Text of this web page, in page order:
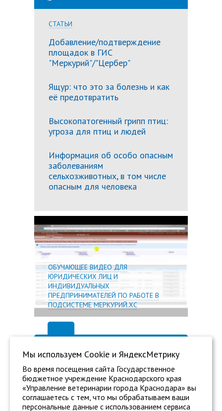
СТАТЬИ
Добавление/подтверждение
площадок в ГИС
"Меркурий"/"Цербер"
Ящур: что это за болезнь и как
её предотвратить
Высокопатогенный грипп птиц:
угроза для птиц и людей
Информация об особо опасным
заболеваниям
сельхозживотных, в том числе
опасным для человека
ОБУЧАЮЩЕЕ ВИДЕО ДЛЯ
ЮРИДИЧЕСКИХ ЛИЦ И
ИНДИВИДУАЛЬНЫХ
ПРЕДПРИНИМАТЕЛЕЙ ПО РАБОТЕ В
ПОДСИСТЕМЕ МЕРКУРИЙ.ХС
Мы используем Сookie и ЯндексМетрику
Во время посещения сайта Государственное
бюджетное учреждение Краснодарского края
«Управление ветеринарии города Краснодара» вы
соглашаетесь с тем, что мы обрабатываем ваши
персональные данные с использованием сервиса